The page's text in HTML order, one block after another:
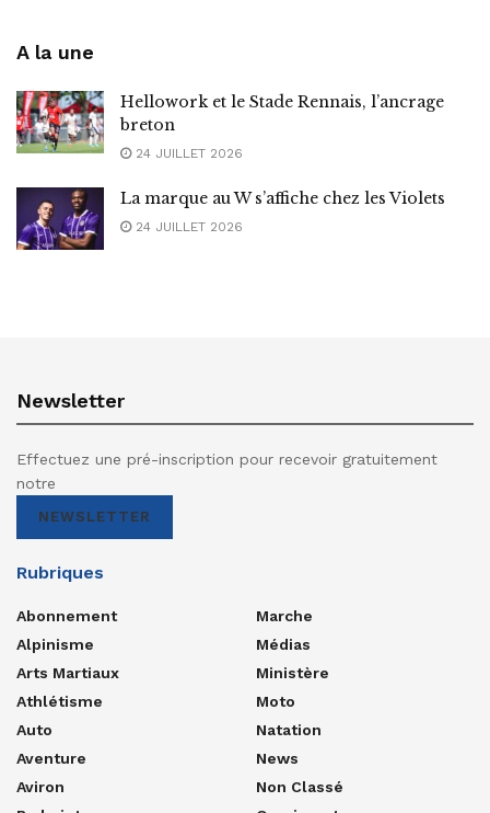
A la une
Hellowork et le Stade Rennais, l’ancrage
breton
24 JUILLET 2026
La marque au W s’affiche chez les Violets
24 JUILLET 2026
Newsletter
Effectuez une pré-inscription pour recevoir gratuitement
notre
NEWSLETTER
Rubriques
Abonnement
Alpinisme
Arts Martiaux
Athlétisme
Auto
Aventure
Aviron
Marche
Médias
Ministère
Moto
Natation
News
Non Classé